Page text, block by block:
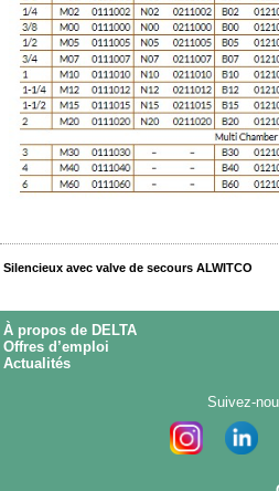
Silencieux avec valve de secours ALWITCO
À propos de DELTA
Offres d’emploi
Actualités
Suivez-